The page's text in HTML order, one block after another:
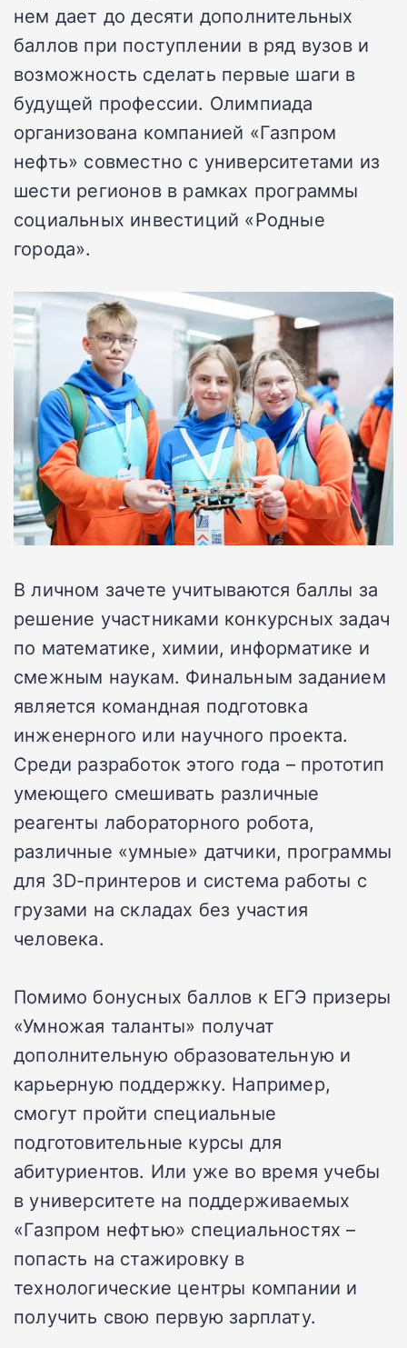
нем дает до десяти дополнительных
баллов при поступлении в ряд вузов и
возможность сделать первые шаги в
будущей профессии. Олимпиада
организована компанией «Газпром
нефть» совместно с университетами из
шести регионов в рамках программы
социальных инвестиций «Родные
города».
В личном зачете учитываются баллы за
решение участниками конкурсных задач
по математике, химии, информатике и
смежным наукам. Финальным заданием
является командная подготовка
инженерного или научного проекта.
Среди разработок этого года – прототип
умеющего смешивать различные
реагенты лабораторного робота,
различные «умные» датчики, программы
для 3D-принтеров и система работы с
грузами на складах без участия
человека.
Помимо бонусных баллов к ЕГЭ призеры
«Умножая таланты» получат
дополнительную образовательную и
карьерную поддержку. Например,
смогут пройти специальные
подготовительные курсы для
абитуриентов. Или уже во время учебы
в университете на поддерживаемых
«Газпром нефтью» специальностях –
попасть на стажировку в
технологические центры компании и
получить свою первую зарплату.